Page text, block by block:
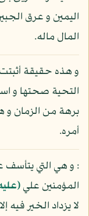
اليمين و عرق
المال ماله.
و هذه حقيقة
التحية صحتها و
برهة من الزمان و
أمره.
: و هي التي يتأسف
المؤمنين علي
لا يزداد الخير فيه